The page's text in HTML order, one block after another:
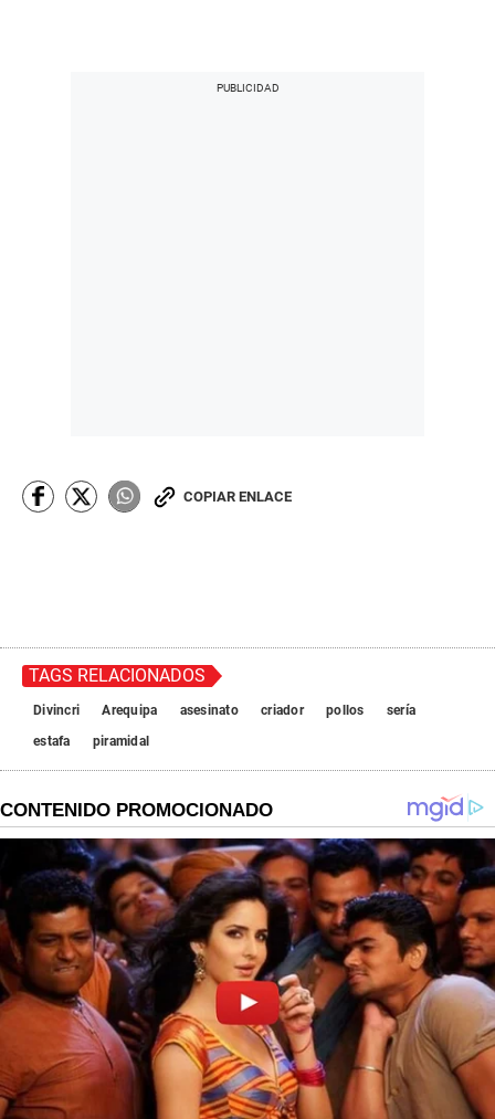
COPIAR ENLACE
TAGS RELACIONADOS
Divincri Arequipa asesinato criador pollos
sería
estafa
piramidal